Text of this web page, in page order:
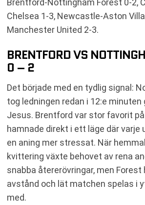
Brentford-Nottingham Forest 0-2,
Chelsea 1-3, Newcastle-Aston
Manchester United 2-3.
BRENTFORD VS
0 – 2
Det började med en tydlig signal:
tog ledningen redan i 12:e minuten
Jesus. Brentford var stor favorit
hamnade direkt i ett läge där varje
en aning mer stressat. När
kvittering växte behovet av rena
snabba återerövringar, men Forest
avstånd och lät matchen spelas i
med.